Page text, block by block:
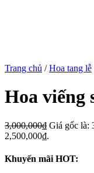
Trang chủ / Hoa tang lễ
Hoa viếng
3,000,000₫ Giá gốc là:
2,500,000₫.
Khuyến mãi HOT: